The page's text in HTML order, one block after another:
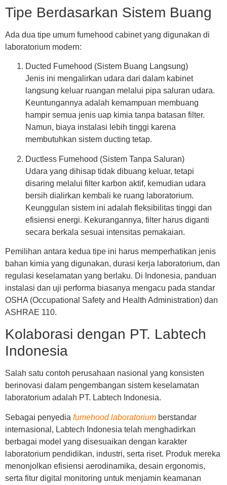
Tipe Berdasarkan Sistem Buang
Ada dua tipe umum fumehood cabinetyang digunakan di
laboratorium modern:
Ducted Fumehood (Sistem Buang Langsung)
Jenis ini mengalirkan udara dari dalam kabinet
langsung keluar ruangan melalui pipa saluran udara.
Keuntungannya adalah kemampuan membuang
hampir semua jenis uap kimia tanpa batasan filter.
Namun, biaya instalasi lebih tinggi karena
membutuhkan sistem ducting tetap.
Ductless Fumehood (Sistem Tanpa Saluran)
Udara yang dihisap tidak dibuang keluar, tetapi
disaring melalui filter karbon aktif, kemudian udara
bersih dialirkan kembali ke ruang laboratorium.
Keunggulan sistem ini adalah fleksibilitas tinggi dan
efisiensi energi. Kekurangannya, filter harus diganti
secara berkala sesuai intensitas pemakaian.
Pemilihan antara kedua tipe ini harus memperhatikan jenis
bahan kimia yang digunakan, durasi kerja laboratorium, dan
regulasi keselamatan yang berlaku. Di Indonesia, panduan
instalasi dan uji performa biasanya mengacu pada standar
OSHA (Occupational Safety and Health Administration) dan
ASHRAE 110.
Kolaborasi dengan PT. Labtech
Indonesia
Salah satu contoh perusahaan nasional yang konsisten
berinovasi dalam pengembangan sistem keselamatan
laboratorium adalah PT. Labtech Indonesia.
Sebagai penyedia fumehood laboratorium berstandar
internasional, Labtech Indonesia telah menghadirkan
berbagai model yang disesuaikan dengan karakter
laboratorium pendidikan, industri, serta riset. Produk mereka
menonjolkan efisiensi aerodinamika, desain ergonomis,
serta fitur digital monitoring untuk menjamin keamanan